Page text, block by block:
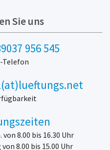
Sie uns
956 545
Telefon
von 8.00 bis 16.30 Uhr
8.00 bis 15.00 Uhr